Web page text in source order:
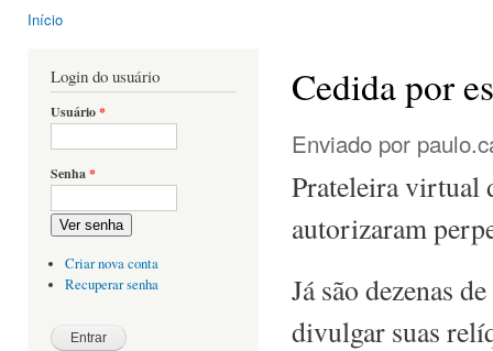
Início
Login do usuário
Usuário*
Senha*
Ver senha
Criar nova conta
Recuperar senha
Cedida por
Enviado por
Prateleira virtual
autorizaram
Já são dezenas
divulgar suas